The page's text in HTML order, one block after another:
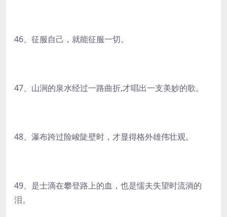
46、征服自己，就能征服一切。
47、山涧的泉水经过一路曲折,才唱出一支美妙的歌。
48、瀑布跨过险峻陡壁时，才显得格外雄伟壮观。
49、是士滴在攀登路上的血，也是懦夫失望时流淌的
泪。